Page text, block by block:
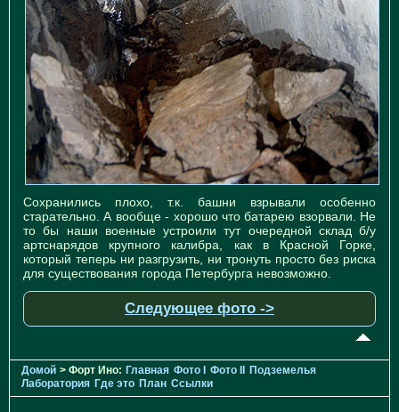
Сохранились плохо, т.к. башни взрывали особенно
старательно. А вообще - хорошо что батарею взорвали. Не
то бы наши военные устроили тут очередной склад б/у
артснарядов крупного калибра, как в Красной Горке,
который теперь ни разгрузить, ни тронуть просто без риска
для существования города Петербурга невозможно.
Следующее фото ->
Домой > Форт Ино: Главная Фото I Фото II Подземелья
Лаборатория Где это План Ссылки